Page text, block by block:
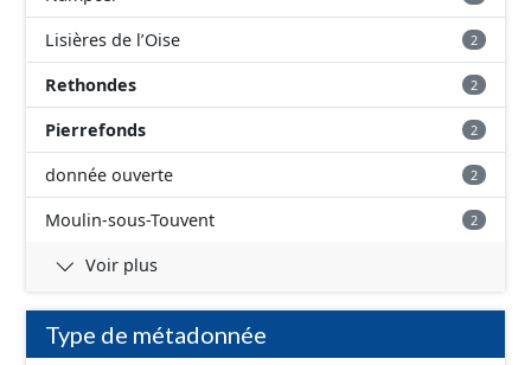
Lisières de l’Oise 2
Rethondes 2
Pierrefonds 2
donnée ouverte 2
Moulin-sous-Touvent 2
Voir plus
Type de métadonnée